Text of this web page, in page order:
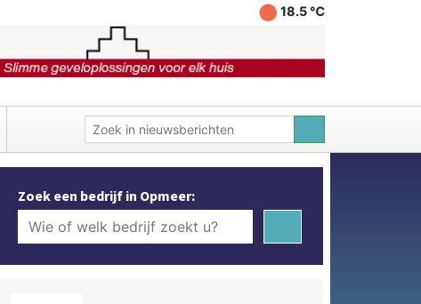
18.5 ℃
Zoek een bedrijf in Opmeer: